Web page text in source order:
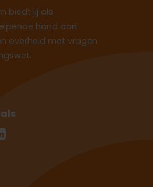
biedt jij als
hand aan
overheid met vragen